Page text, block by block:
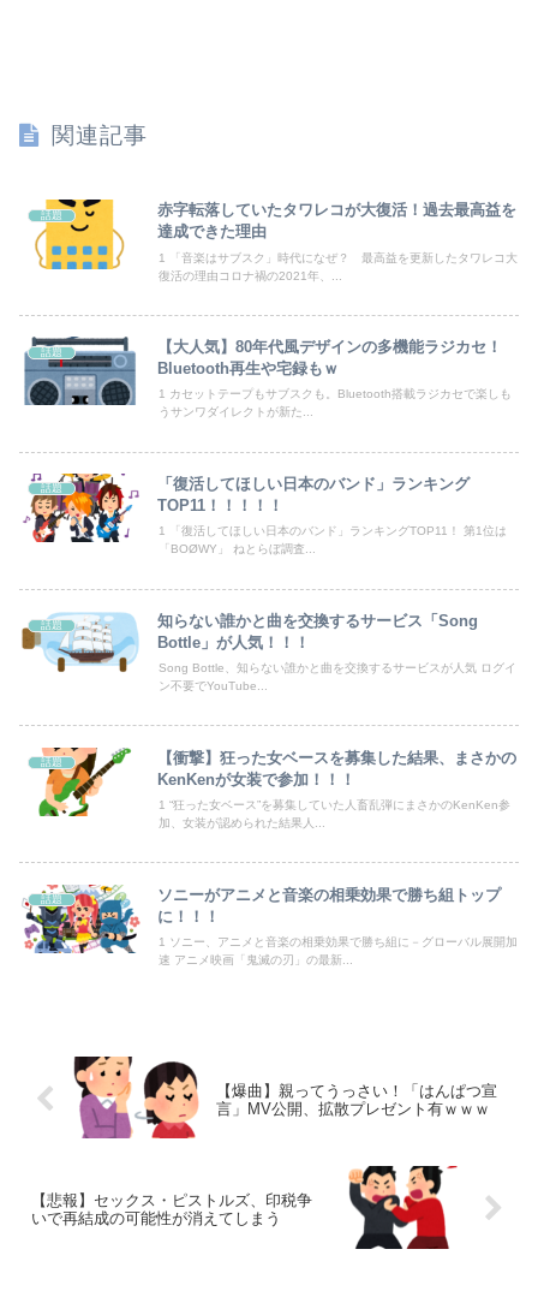
【日本横断】大型の台風15号(チャンホン)…お盆休みの天気に影響するおそれ
彼女と結婚の話をしていた時に言われたことが衝撃だった
【赤っ恥】「航空機事故で『搭乗者に日本人は居ない』という発表は嫌い。人間として同じ価値だと思う」→ツッコミ殺到も「自分が気に入らないと思った」と...
海外「全部日本の真似だったのか…」 日本の普通のテレビ番組が最新SNSの数十年先を行っていたと話題に
【速報】京大病院、手術ミスで『正常な脳』を摘出 → 患者は自発呼吸不可能な植物状態に
【速報】青葉坂46、完全新規の姉妹グループか
会社のカメラ部で「商品を手に持って水着お姉さんがにっこり」を撮影、だがお姉さんは素人アルバイトで親バレした結果……
熊本県知事「報道に強い不満・苦情が寄せられている」→TBSの報道特集がまさにそれな件
関連記事
話題
赤字転落していたタワレコが大復活！過去最高益を
達成できた理由
1 「音楽はサブスク」時代になぜ？ 最高益を更新したタワレコ大
復活の理由コロナ禍の2021年、...
話題
【大人気】80年代風デザインの多機能ラジカセ！
Bluetooth再生や宅録もｗ
1 カセットテープもサブスクも。Bluetooth搭載ラジカセで楽しも
うサンワダイレクトが新た...
話題
「復活してほしい日本のバンド」ランキング
TOP11！！！！！
1 「復活してほしい日本のバンド」ランキングTOP11！ 第1位は
「BOØWY」 ねとらぼ調査...
話題
知らない誰かと曲を交換するサービス「Song
Bottle」が人気！！！
Song Bottle、知らない誰かと曲を交換するサービスが人気 ログイ
ン不要でYouTube...
話題
【衝撃】狂った女ベースを募集した結果、まさかの
KenKenが女装で参加！！！
1 “狂った女ベース”を募集していた人畜乱弾にまさかのKenKen参
加、女装が認められた結果人...
話題
ソニーがアニメと音楽の相乗効果で勝ち組トップ
に！！！
1 ソニー、アニメと音楽の相乗効果で勝ち組に－グローバル展開加
速 アニメ映画「鬼滅の刃」の最新...
【爆曲】親ってうっさい！「はんぱつ宣
言」MV公開、拡散プレゼント有ｗｗｗ
【悲報】セックス・ピストルズ、印税争
いで再結成の可能性が消えてしまう